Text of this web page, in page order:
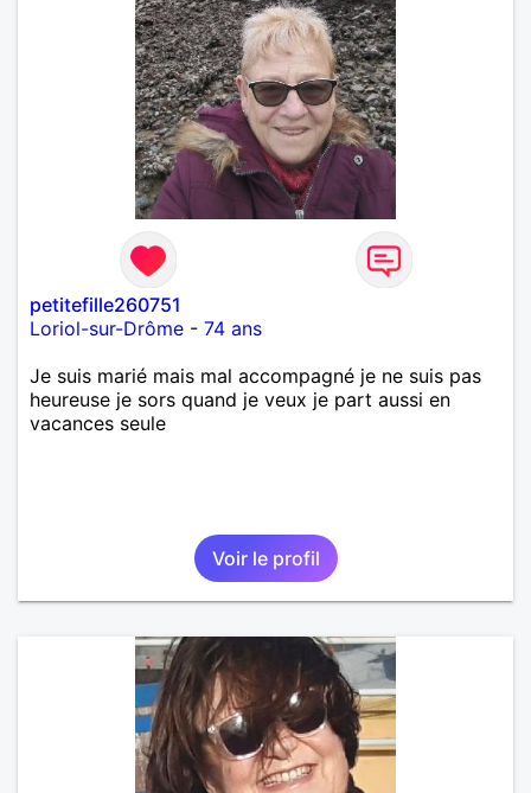
petitefille260751
Loriol-sur-Drôme - 74 ans
Je suis marié mais mal accompagné je ne suis pas
heureuse je sors quand je veux je part aussi en
vacances seule
Voir le profil